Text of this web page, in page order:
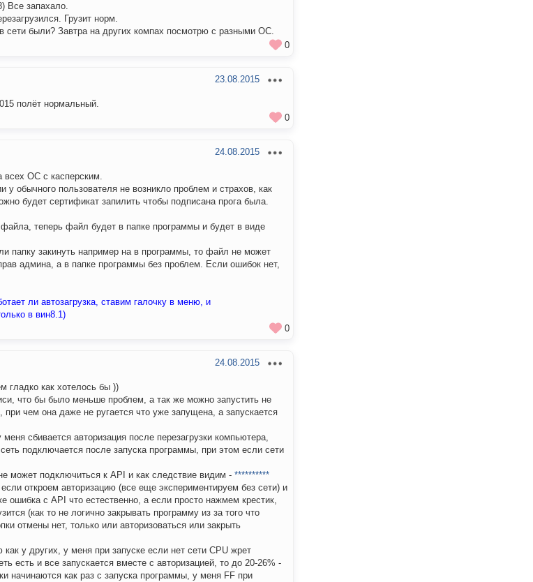
Все запахало.
Грузит норм.
сети были? Завтра на других компах посмотрю с разными ОС.
0
23.08.2015
полёт нормальный.
0
24.08.2015
всех ОС с касперским.
у обычного пользователя не возникло проблем и страхов, как
будет сертификат запилить чтобы подписана прога была.
теперь файл будет в папке программы и будет в виде
папку закинуть например на в программы, то файл не может
админа, а в папке программы без проблем. Если ошибок нет,
ли автозагрузка, ставим галочку в меню, и
в вин8.1)
0
24.08.2015
гладко как хотелось бы ))
что бы было меньше проблем, а так же можно запустить не
чем она даже не ругается что уже запущена, а запускается
меня сбивается авторизация после перезагрузки компьютера,
сеть подключается после запуска программы, при этом если сети
может подключиться к API и как следствие видим - **********
если откроем авторизацию (все еще экспериментируем без сети) и
ошибка с API что естественно, а если просто нажмем крестик,
(как то не логично закрывать программу из за того что
отмены нет, только или авторизоваться или закрыть
у других, у меня при запуске если нет сети CPU жрет
есть и все запускается вместе с авторизацией, то до 20-26% -
начинаются как раз с запуска программы, у меня FF при